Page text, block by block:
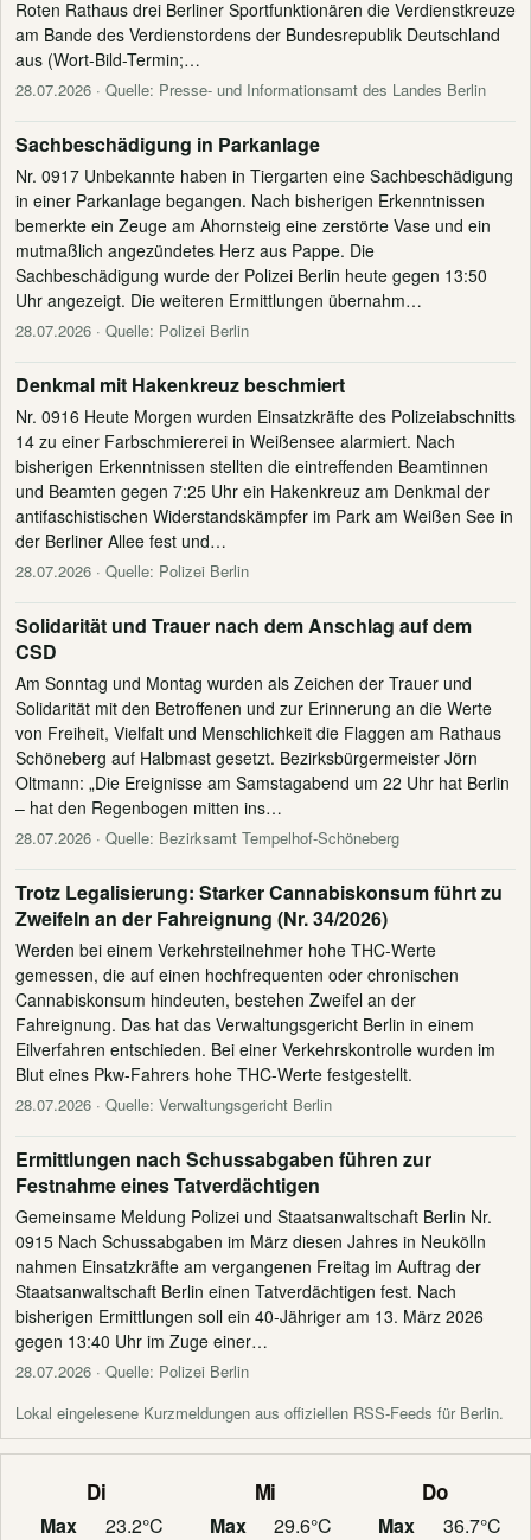
Roten Rathaus drei Berliner Sportfunktionären die Verdienstkreuze
am Bande des Verdienstordens der Bundesrepublik Deutschland
aus (Wort-Bild-Termin;…
28.07.2026 · Quelle: Presse- und Informationsamt des Landes Berlin
Sachbeschädigung in Parkanlage
Nr. 0917 Unbekannte haben in Tiergarten eine Sachbeschädigung
in einer Parkanlage begangen. Nach bisherigen Erkenntnissen
bemerkte ein Zeuge am Ahornsteig eine zerstörte Vase und ein
mutmaßlich angezündetes Herz aus Pappe. Die
Sachbeschädigung wurde der Polizei Berlin heute gegen 13:50
Uhr angezeigt. Die weiteren Ermittlungen übernahm…
28.07.2026 · Quelle: Polizei Berlin
Denkmal mit Hakenkreuz beschmiert
Nr. 0916 Heute Morgen wurden Einsatzkräfte des Polizeiabschnitts
14 zu einer Farbschmiererei in Weißensee alarmiert. Nach
bisherigen Erkenntnissen stellten die eintreffenden Beamtinnen
und Beamten gegen 7:25 Uhr ein Hakenkreuz am Denkmal der
antifaschistischen Widerstandskämpfer im Park am Weißen See in
der Berliner Allee fest und…
28.07.2026 · Quelle: Polizei Berlin
Solidarität und Trauer nach dem Anschlag auf dem
CSD
Am Sonntag und Montag wurden als Zeichen der Trauer und
Solidarität mit den Betroffenen und zur Erinnerung an die Werte
von Freiheit, Vielfalt und Menschlichkeit die Flaggen am Rathaus
Schöneberg auf Halbmast gesetzt. Bezirksbürgermeister Jörn
Oltmann: „Die Ereignisse am Samstagabend um 22 Uhr hat Berlin
– hat den Regenbogen mitten ins…
28.07.2026 · Quelle: Bezirksamt Tempelhof-Schöneberg
Trotz Legalisierung: Starker Cannabiskonsum führt zu
Zweifeln an der Fahreignung (Nr. 34/2026)
Werden bei einem Verkehrsteilnehmer hohe THC-Werte
gemessen, die auf einen hochfrequenten oder chronischen
Cannabiskonsum hindeuten, bestehen Zweifel an der
Fahreignung. Das hat das Verwaltungsgericht Berlin in einem
Eilverfahren entschieden. Bei einer Verkehrskontrolle wurden im
Blut eines Pkw-Fahrers hohe THC-Werte festgestellt.
28.07.2026 · Quelle: Verwaltungsgericht Berlin
Ermittlungen nach Schussabgaben führen zur
Festnahme eines Tatverdächtigen
Gemeinsame Meldung Polizei und Staatsanwaltschaft Berlin Nr.
0915 Nach Schussabgaben im März diesen Jahres in Neukölln
nahmen Einsatzkräfte am vergangenen Freitag im Auftrag der
Staatsanwaltschaft Berlin einen Tatverdächtigen fest. Nach
bisherigen Ermittlungen soll ein 40-Jähriger am 13. März 2026
gegen 13:40 Uhr im Zuge einer…
28.07.2026 · Quelle: Polizei Berlin
Lokal eingelesene Kurzmeldungen aus offiziellen RSS-Feeds für Berlin.
Di
Max
23.2°C
Mi
Max
29.6°C
Do
Max
36.7°C